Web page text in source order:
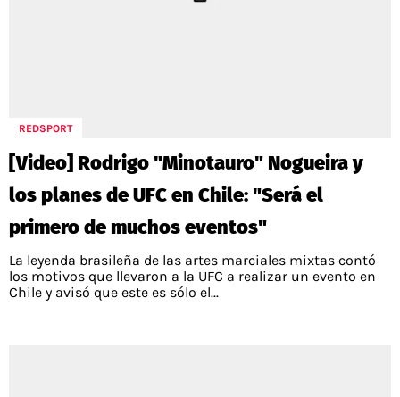
REDSPORT
[Video] Rodrigo "Minotauro" Nogueira y
los planes de UFC en Chile: "Será el
primero de muchos eventos"
La leyenda brasileña de las artes marciales mixtas contó
los motivos que llevaron a la UFC a realizar un evento en
Chile y avisó que este es sólo el...